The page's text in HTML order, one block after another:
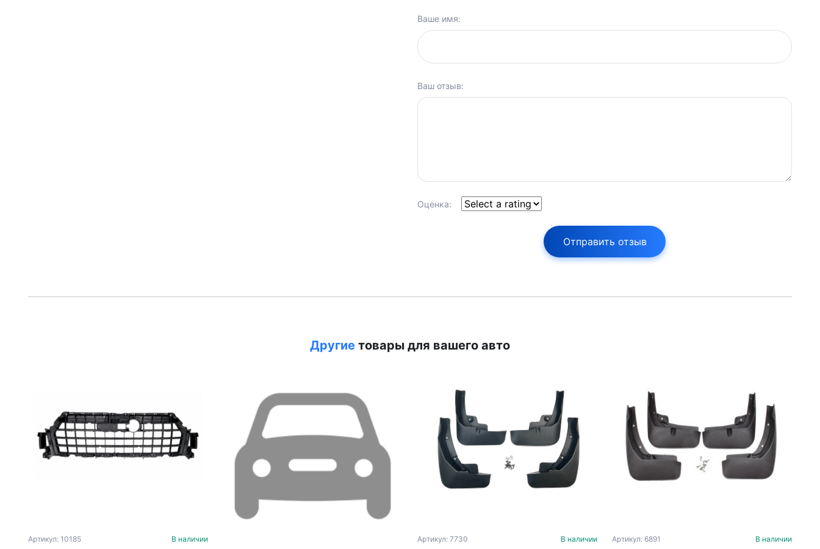
Ваше имя:
Ваш отзыв:
Оценка:
Отправить отзыв
Другие товары для вашего авто
Артикул: 10185 В наличии Артикул: 7730 В наличии Артикул: 6891 В наличии